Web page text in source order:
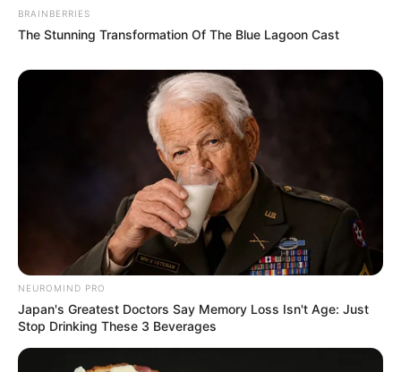
BRAINBERRIES
The Stunning Transformation Of The Blue Lagoon Cast
NEUROMIND PRO
Japan's Greatest Doctors Say Memory Loss Isn't Age: Just
Stop Drinking These 3 Beverages